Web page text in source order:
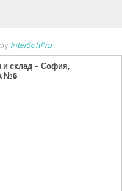
InterSoftPro
и склад - София,
№6